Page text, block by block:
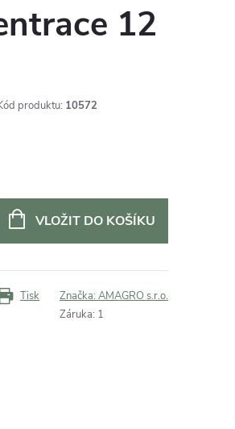
12
produktu: 10572
VLOŽIT DO KOŠÍKU
Tisk Značka: AMAGRO s.r.o.
Záruka: 1